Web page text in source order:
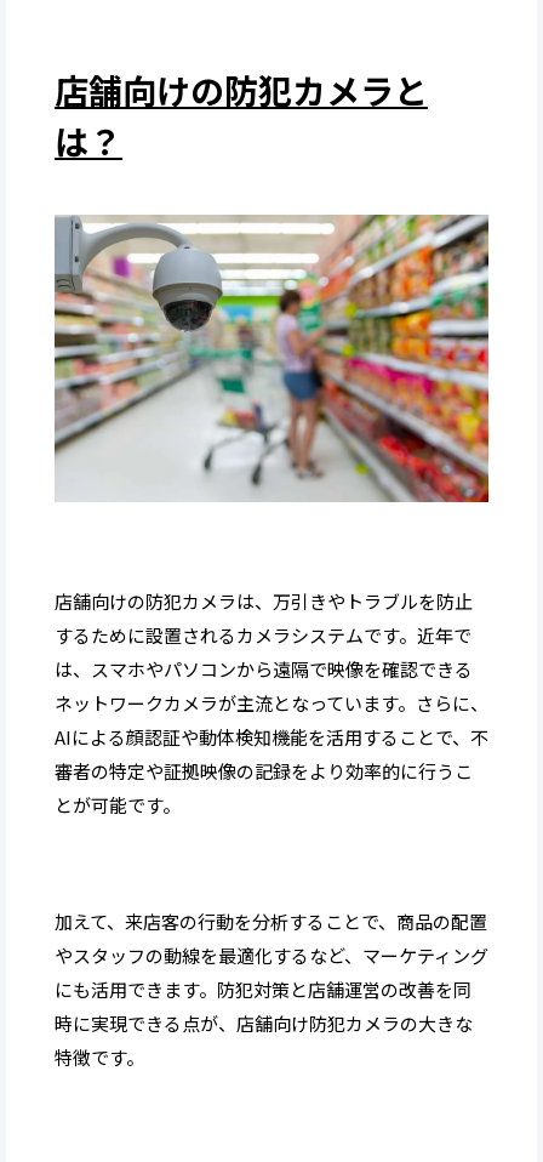
店舗向けの防犯カメラと
は？
店舗向けの防犯カメラは、万引きやトラブルを防止
するために設置されるカメラシステムです。近年で
は、スマホやパソコンから遠隔で映像を確認できる
ネットワークカメラが主流となっています。さらに、
AIによる顔認証や動体検知機能を活用することで、不
審者の特定や証拠映像の記録をより効率的に行うこ
とが可能です。
加えて、来店客の行動を分析することで、商品の配置
やスタッフの動線を最適化するなど、マーケティング
にも活用できます。防犯対策と店舗運営の改善を同
時に実現できる点が、店舗向け防犯カメラの大きな
特徴です。